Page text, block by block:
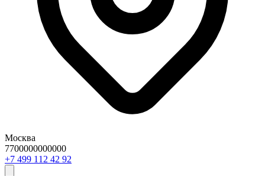
Москва
7700000000000
29 24 211 994 7+